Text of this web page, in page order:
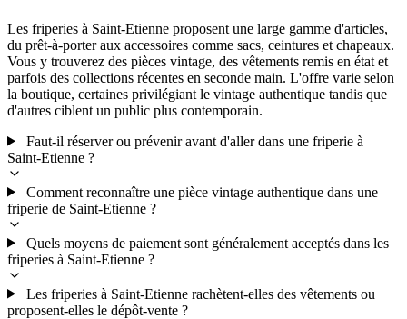
Les friperies à Saint-Etienne proposent une large gamme d'articles,
du prêt-à-porter aux accessoires comme sacs, ceintures et chapeaux.
Vous y trouverez des pièces vintage, des vêtements remis en état et
parfois des collections récentes en seconde main. L'offre varie selon
la boutique, certaines privilégiant le vintage authentique tandis que
d'autres ciblent un public plus contemporain.
Faut-il réserver ou prévenir avant d'aller dans une friperie à
Saint-Etienne ?
Comment reconnaître une pièce vintage authentique dans une
friperie de Saint-Etienne ?
Quels moyens de paiement sont généralement acceptés dans les
friperies à Saint-Etienne ?
Les friperies à Saint-Etienne rachètent-elles des vêtements ou
proposent-elles le dépôt-vente ?